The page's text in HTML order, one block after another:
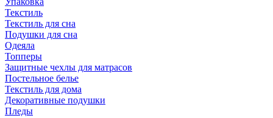
Текстиль
Текстиль для сна
Подушки для сна
Одеяла
Топперы
Защитные чехлы для матрасов
Постельное белье
Текстиль для дома
Декоративные подушки
Пледы